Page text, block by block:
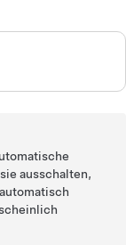
ausschalten,